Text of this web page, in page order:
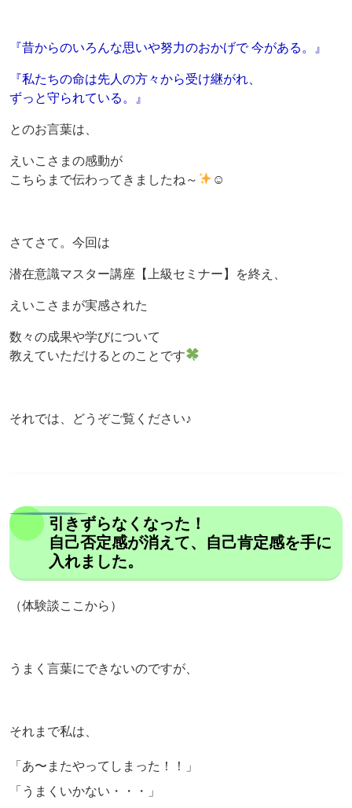
『昔からのいろんな思いや努力のおかげで 今がある。』
『私たちの命は先人の方々から受け継がれ、
ずっと守られている。』
とのお言葉は、
えいこさまの感動が
こちらまで伝わってきましたね～
☺
さてさて。今回は
潜在意識マスター講座【上級セミナー】を終え、
えいこさまが実感された
数々の成果や学びについて
教えていただけるとのことです
それでは、どうぞご覧ください♪
引きずらなくなった！
自己否定感が消えて、自己肯定感を手に
入れました。
（体験談ここから）
うまく言葉にできないのですが、
それまで私は、
「あ〜またやってしまった！！」
「うまくいかない・・・」